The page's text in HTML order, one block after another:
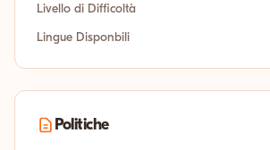
Livello di Difficoltà
Lingue Disponbili
Politiche